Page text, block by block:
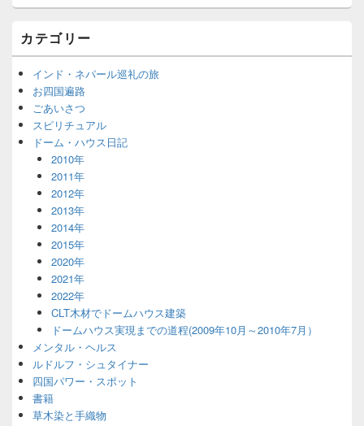
カテゴリー
インド・ネパール巡礼の旅
お四国遍路
ごあいさつ
スピリチュアル
ドーム・ハウス日記
2010年
2011年
2012年
2013年
2014年
2015年
2020年
2021年
2022年
CLT木材でドームハウス建築
ドームハウス実現までの道程(2009年10月～2010年7月）
メンタル・ヘルス
ルドルフ・シュタイナー
四国パワー・スポット
書籍
草木染と手織物